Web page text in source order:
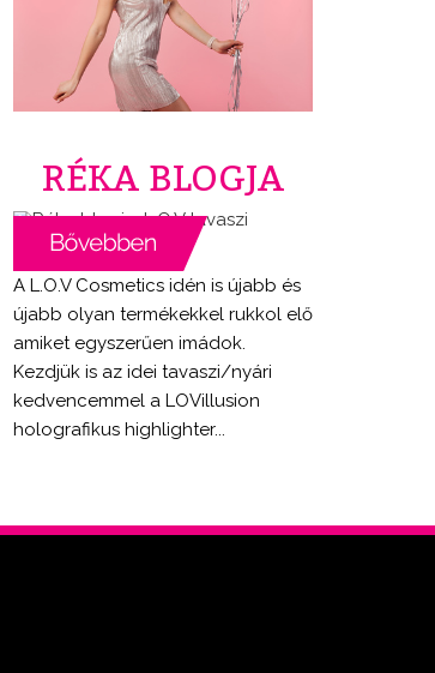
RÉKA BLOGJA
A L.O.V Cosmetics idén is újabb és
újabb olyan termékekkel rukkol elő
amiket egyszerűen imádok.
Kezdjük is az idei tavaszi/nyári
kedvencemmel a LOVillusion
holografikus highlighter...